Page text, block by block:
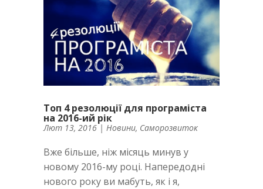
Топ 4 резолюції для програміста
на 2016-ий рік
Лют 13, 2016| Новини, Саморозвиток
Вже більше, ніж місяць минув у
новому 2016-му році. Напередодні
нового року ви мабуть, як і я,